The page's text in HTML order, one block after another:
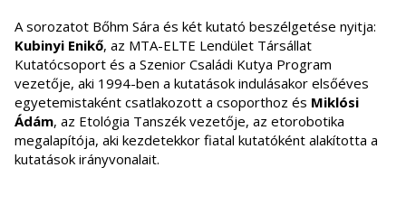
A sorozatot Bőhm Sára és két kutató beszélgetése nyitja:
Kubinyi Enikő, az MTA-ELTE Lendület Társállat
Kutatócsoport és a Szenior Családi Kutya Program
vezetője, aki 1994-ben a kutatások indulásakor elsőéves
egyetemistaként csatlakozott a csoporthoz és Miklósi
Ádám, az Etológia Tanszék vezetője, az etorobotika
megalapítója, aki kezdetekkor fiatal kutatóként alakította a
kutatások irányvonalait.